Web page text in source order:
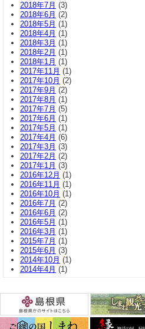
2018年7月 (3)
2018年6月 (2)
2018年5月 (1)
2018年4月 (1)
2018年3月 (1)
2018年2月 (1)
2018年1月 (1)
2017年11月 (1)
2017年10月 (2)
2017年9月 (2)
2017年8月 (1)
2017年7月 (5)
2017年6月 (1)
2017年5月 (1)
2017年4月 (6)
2017年3月 (3)
2017年2月 (2)
2017年1月 (3)
2016年12月 (1)
2016年11月 (1)
2016年10月 (1)
2016年7月 (2)
2016年6月 (2)
2016年5月 (1)
2016年3月 (1)
2015年7月 (1)
2015年6月 (3)
2014年10月 (1)
2014年4月 (1)